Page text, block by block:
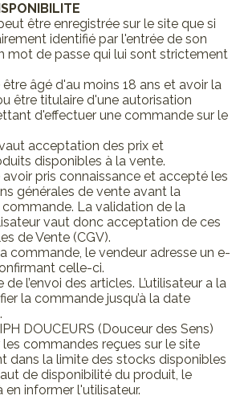
être enregistrée sur le site que si
identifié par l'entrée de son
mot de passe qui lui sont strictement
être âgé d'au moins 18 ans et avoir la
être titulaire d'une autorisation
d'effectuer une commande sur le
acceptation des prix et
disponibles à la vente.
avoir pris connaissance et accepté les
générales de vente avant la
La validation de la
vaut donc acceptation de ces
de Vente (CGV).
commande, le vendeur adresse un e-
celle-ci.
l’envoi des articles. L’utilisateur a la
la commande jusqu’à la date
DOUCEURS (Douceur des Sens)
les commandes reçues sur le site
dans la limite des stocks disponibles
de disponibilité du produit, le
en informer l'utilisateur.